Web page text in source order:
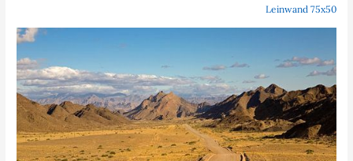
Leinwand 75x50